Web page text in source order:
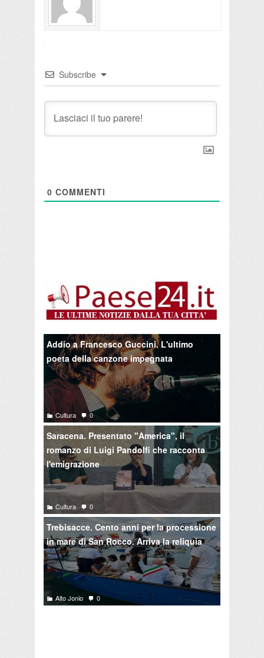
Subscribe
0 COMMENTI
Addio a Francesco Guccini. L'ultimo
poeta della canzone impegnata
Cultura 0
Saracena. Presentato "America", il
romanzo di Luigi Pandolfi che racconta
l'emigrazione
Cultura 0
Trebisacce. Cento anni per la processione
in mare di San Rocco. Arriva la reliquia
Alto Jonio 0